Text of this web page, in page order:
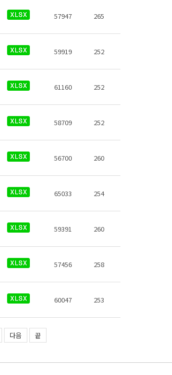
57947 265
59919 252
61160 252
58709 252
56700 260
65033 254
59391 260
57456 258
60047 253
다음 끝